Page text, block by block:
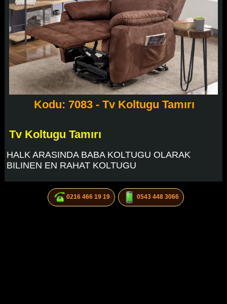
Kodu: 7083 - Tv Koltugu Tamırı
Tv Koltugu Tamırı
HALK ARASINDA BABA KOLTUGU OLARAK
BILINEN EN RAHAT KOLTUGU
0216 466 19 19 0543 448 3066